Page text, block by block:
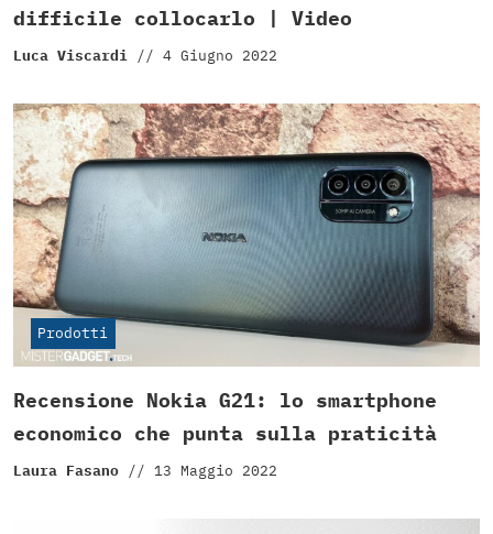
difficile collocarlo | Video
Luca Viscardi // 4 Giugno 2022
Prodotti
Recensione Nokia G21: lo smartphone
economico che punta sulla praticità
Laura Fasano // 13 Maggio 2022